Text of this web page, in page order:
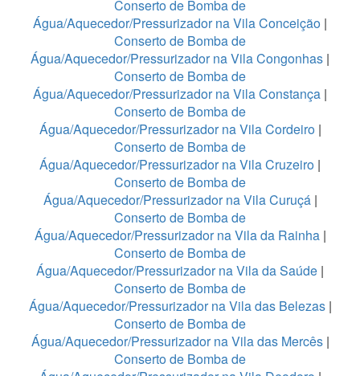
Conserto de Bomba de
Água/Aquecedor/Pressurizador na Vila Conceição |
Conserto de Bomba de
Água/Aquecedor/Pressurizador na Vila Congonhas |
Conserto de Bomba de
Água/Aquecedor/Pressurizador na Vila Constança |
Conserto de Bomba de
Água/Aquecedor/Pressurizador na Vila Cordeiro|
Conserto de Bomba de
Água/Aquecedor/Pressurizador na Vila Cruzeiro |
Conserto de Bomba de
Água/Aquecedor/Pressurizador na Vila Curuçá |
Conserto de Bomba de
Água/Aquecedor/Pressurizador na Vila da Rainha |
Conserto de Bomba de
Água/Aquecedor/Pressurizador na Vila da Saúde |
Conserto de Bomba de
Água/Aquecedor/Pressurizador na Vila das Belezas|
Conserto de Bomba de
Água/Aquecedor/Pressurizador na Vila das Mercês|
Conserto de Bomba de